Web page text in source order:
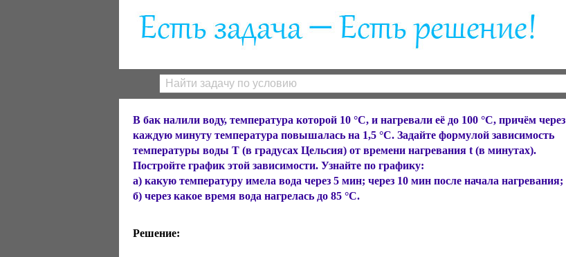
В бак налили воду, температура которой 10 °С, и нагревали её до 100 °С, причём через
каждую минуту температура повышалась на 1,5 °С. Задайте формулой зависимость
температуры воды Т (в градусах Цельсия) от времени нагревания t (в минутах).
Постройте график этой зависимости. Узнайте по графику:
а) какую температуру имела вода через 5 мин; через 10 мин после начала нагревания;
б) через какое время вода нагрелась до 85 °С.
Решение: